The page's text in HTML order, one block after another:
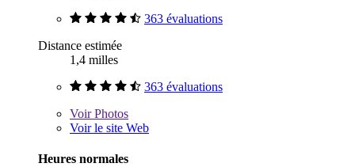
363 évaluations
Distance estimée
1,4 milles
363 évaluations
VoirPhotos
Voir le site Web
Heures normales